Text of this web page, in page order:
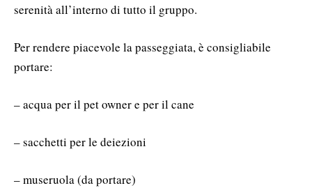
serenità all’interno di tutto il gruppo.
Per rendere piacevole la passeggiata, è consigliabile
portare:
– acqua per il pet owner e per il cane
– sacchetti per le deiezioni
– museruola (da portare)